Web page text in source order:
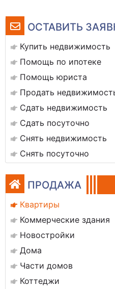
ОСТАВИТЬ
Купить недвижимость
Помощь по ипотеке
Помощь юриста
Продать
Сдать недвижимость
Сдать посуточно
Снять недвижимость
Снять посуточно
ПРОДАЖА
Квартиры
Коммерческие здания
Новостройки
Дома
Части домов
Коттеджи